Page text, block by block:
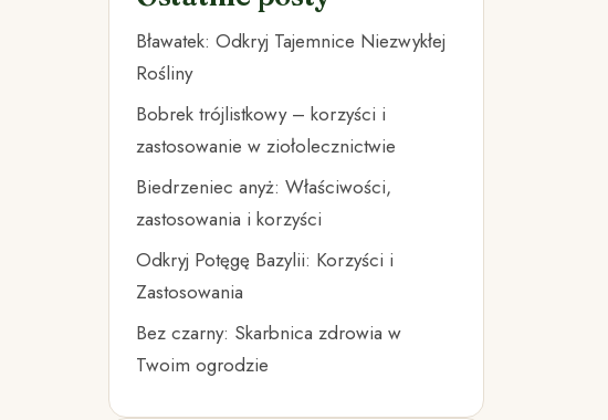
Bławatek: Odkryj Tajemnice Niezwykłej
Rośliny
Bobrek trójlistkowy – korzyści i
zastosowanie w ziołolecznictwie
Biedrzeniec anyż: Właściwości,
zastosowania i korzyści
Odkryj Potęgę Bazylii: Korzyści i
Zastosowania
Bez czarny: Skarbnica zdrowia w
Twoim ogrodzie